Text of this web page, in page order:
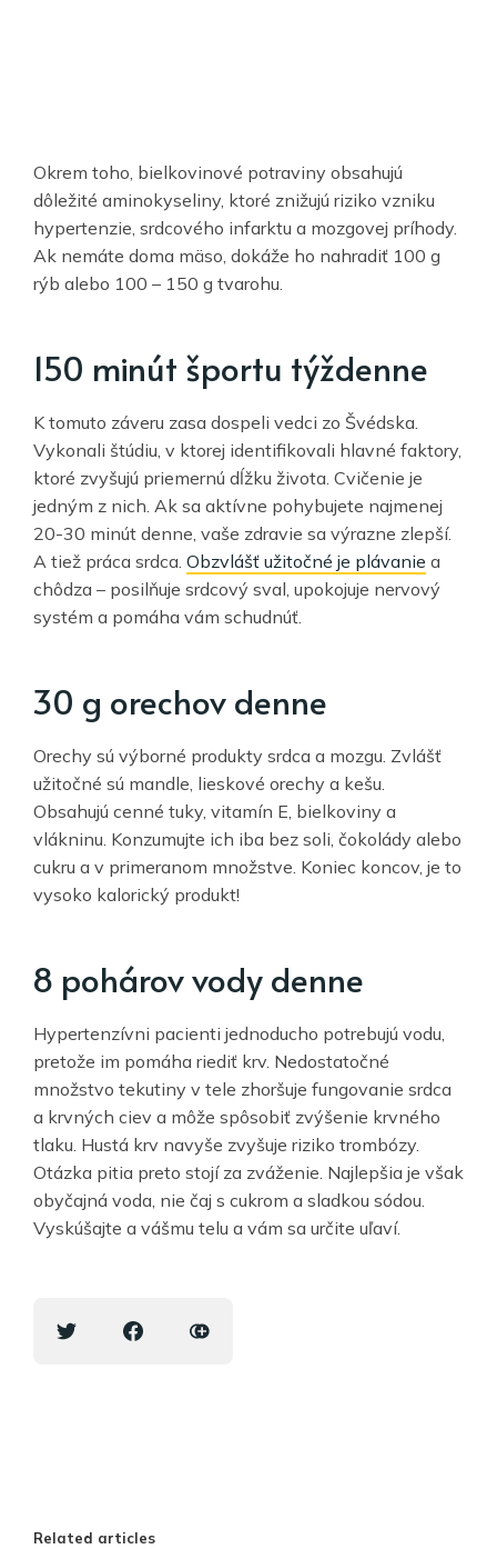
Okrem toho, bielkovinové potraviny obsahujú
dôležité aminokyseliny, ktoré znižujú riziko vzniku
hypertenzie, srdcového infarktu a mozgovej príhody.
Ak nemáte doma mäso, dokáže ho nahradiť 100 g
rýb alebo 100 – 150 g tvarohu.
150 minút športu týždenne
K tomuto záveru zasa dospeli vedci zo Švédska.
Vykonali štúdiu, v ktorej identifikovali hlavné faktory,
ktoré zvyšujú priemernú dĺžku života. Cvičenie je
jedným z nich. Ak sa aktívne pohybujete najmenej
20-30 minút denne, vaše zdravie sa výrazne zlepší.
A tiež práca srdca. Obzvlášť užitočné je plávanie a
chôdza – posilňuje srdcový sval, upokojuje nervový
systém a pomáha vám schudnúť.
30 g orechov denne
Orechy sú výborné produkty srdca a mozgu. Zvlášť
užitočné sú mandle, lieskové orechy a kešu.
Obsahujú cenné tuky, vitamín E, bielkoviny a
vlákninu. Konzumujte ich iba bez soli, čokolády alebo
cukru a v primeranom množstve. Koniec koncov, je to
vysoko kalorický produkt!
8 pohárov vody denne
Hypertenzívni pacienti jednoducho potrebujú vodu,
pretože im pomáha riediť krv. Nedostatočné
množstvo tekutiny v tele zhoršuje fungovanie srdca
a krvných ciev a môže spôsobiť zvýšenie krvného
tlaku. Hustá krv navyše zvyšuje riziko trombózy.
Otázka pitia preto stojí za zváženie. Najlepšia je však
obyčajná voda, nie čaj s cukrom a sladkou sódou.
Vyskúšajte a vášmu telu a vám sa určite uľaví.
Related articles